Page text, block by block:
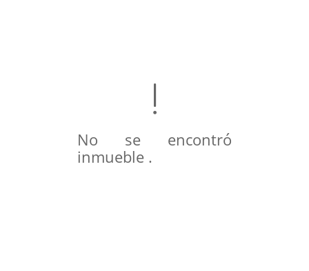
No se encontró
inmueble .